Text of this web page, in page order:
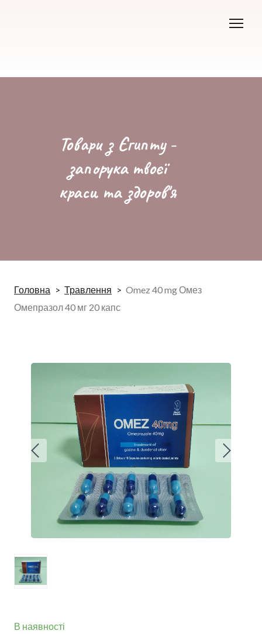
Товари з Єгипту -
запорука твоєї
краси та здоров'я
Головна Травлення
Omez 40 mg Омез
Омепразол 40 мг 20 капс
В наявності